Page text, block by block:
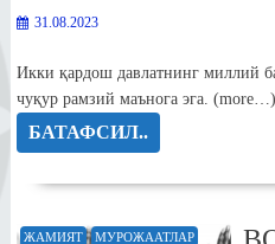
31.08.2023
Икки қардош давлатнинг миллий
чуқур рамзий маънога эга. (more…)
БАТАФСИЛ..
ЖАМИЯТ МУРОЖААТЛАР